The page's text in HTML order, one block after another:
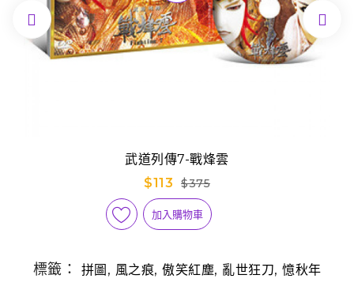
武道列傳7-戰烽雲
$113
$375
加入購物車
 
標籤： 拼圖 , 風之痕, 傲笑紅塵, 亂世狂刀, 憶秋年